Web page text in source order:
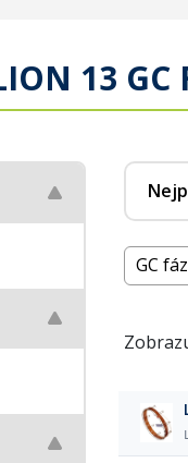
13 GC
GC